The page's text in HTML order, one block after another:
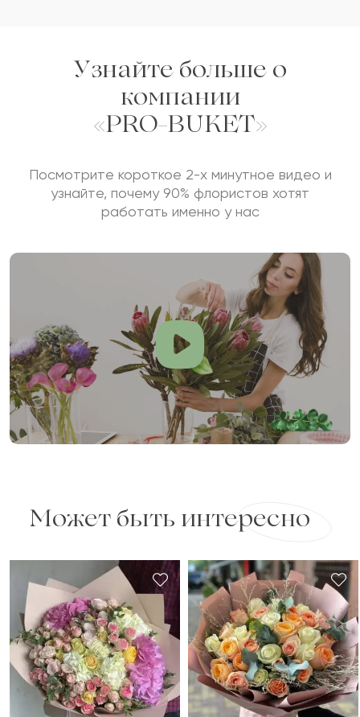
Проверяем на спам.
ОСТАВИТЬ ОТЗЫВ
Узнайте больше о
компании
«PRO-BUKET»
Посмотрите короткое 2-х минутное видео и
узнайте, почему 90% флористов хотят
работать именно у нас
Может быть интересно